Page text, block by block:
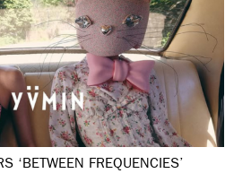
‘BETWEEN FREQUENCIES’